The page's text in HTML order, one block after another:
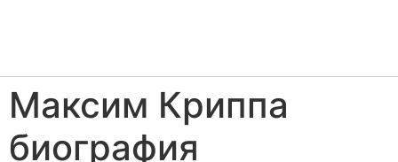
Максим Криппа
биография